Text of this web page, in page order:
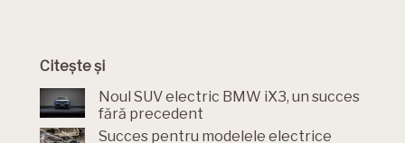
Citește și
Noul SUV electric BMW iX3, un succes
fără precedent
Succes pentru modelele electrice